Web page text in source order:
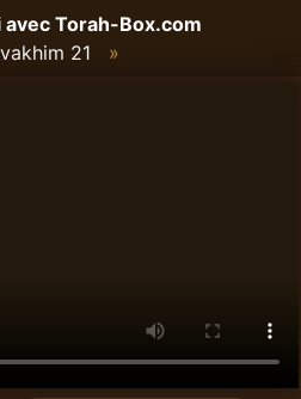
avec Torah-Box.com
21 »